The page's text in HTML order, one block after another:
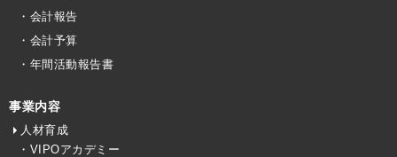
・会計報告
・会計予算
・年間活動報告書
事業内容
人材育成
・VIPOアカデミー